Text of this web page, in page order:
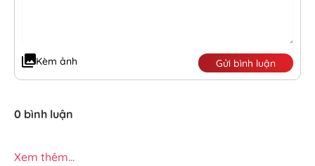
Kèm ảnh Gửi bình luận
0 bình luận
Xem thêm...